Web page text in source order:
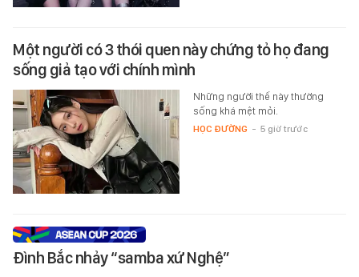
Một người có 3 thói quen này chứng tỏ họ đang
sống giả tạo với chính mình
Những người thế này thường
sống khá mệt mỏi.
HỌC ĐƯỜNG - 5 giờ trước
Đình Bắc nhảy “samba xứ Nghệ”